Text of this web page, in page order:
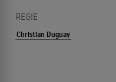
REGIE
Christian Duguay